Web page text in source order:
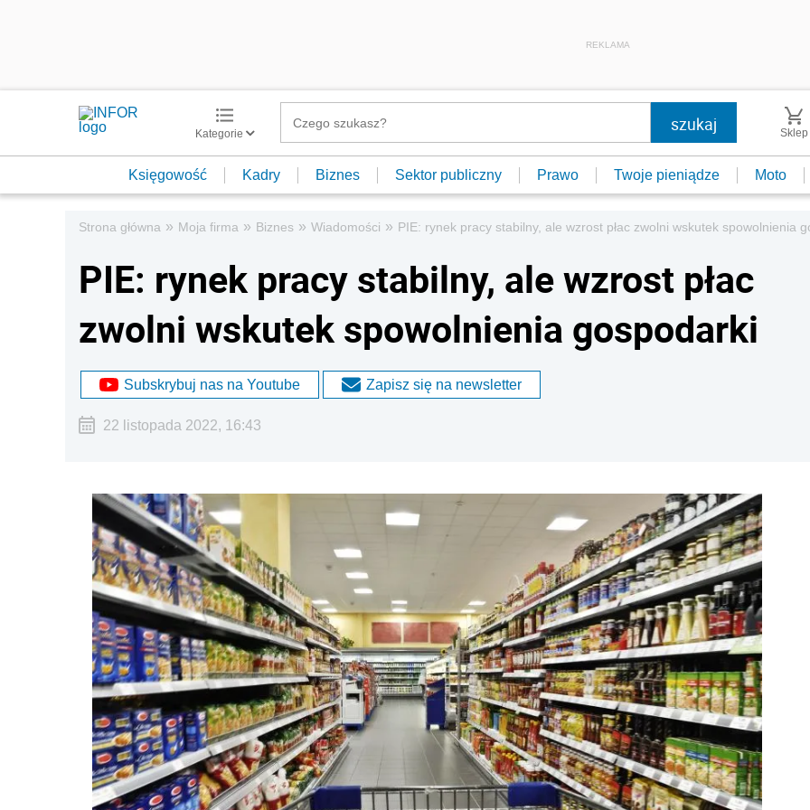
REKLAMA
Kategorie Sklep
Księgowość Kadry Biznes Sektor publiczny Prawo Twoje pieniądze Moto
Strona główna » Moja firma » Biznes » Wiadomości » PIE: rynek pracy stabilny, ale wzrost płac zwolni wskutek spowolnienia
PIE: rynek pracy stabilny, ale wzrost płac
zwolni wskutek spowolnienia gospodarki
Subskrybuj nas na Youtube Zapisz się na newsletter
22 listopada 2022, 16:43